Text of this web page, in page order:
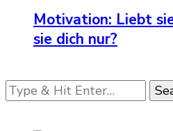
Motivation: Liebt
sie dich nur?
Looking
for